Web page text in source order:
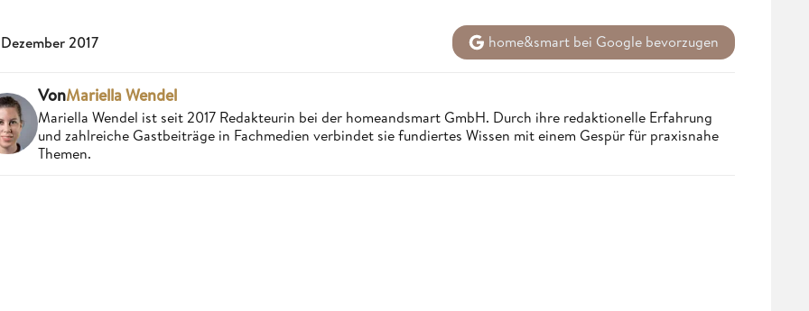
2017 home&smart bei Google bevorzugen
VonMariella Wendel
Mariella Wendel ist seit 2017 Redakteurin bei der homeandsmart GmbH. Durch ihre redaktionelle Erfahrung
und zahlreiche Gastbeiträge in Fachmedien verbindet sie fundiertes Wissen mit einem Gespür für praxisnahe
Themen.